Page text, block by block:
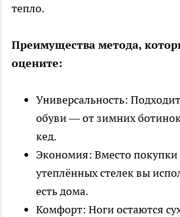
тепло.
Преимущества метода,
оцените:
Универсальность:
обуви — от зимних
кед.
Экономия: Вместо
утеплённых стелек вы
есть дома.
Комфорт: Ноги остаются